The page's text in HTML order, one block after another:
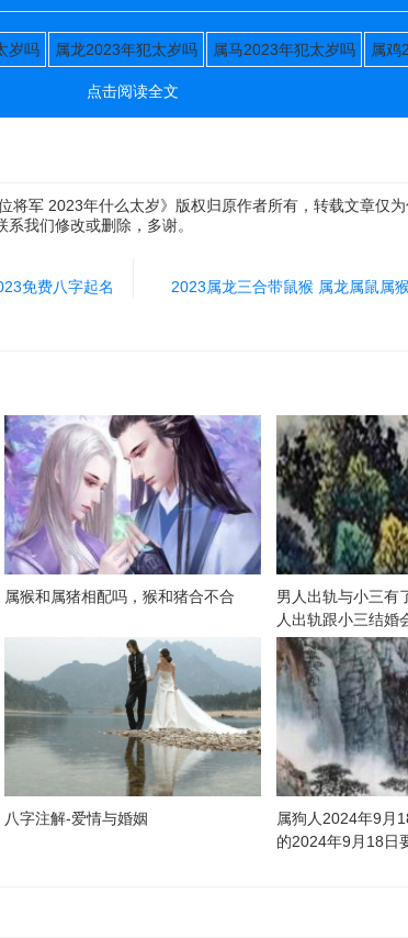
岁吗 属龙2023年犯太岁吗 属马2023年犯太岁吗 属鸡
点击阅读全文
将军 2023年什么太岁》版权归原作者所有，转载文章仅
我们修改或删除，多谢。
免费八字起名
2023属龙三合带鼠猴 属龙属鼠属
属猴和属猪相配吗，猴和猪合不合
男人出轨与小三有
人出轨跟小三结婚
八字注解-爱情与婚姻
属狗人2024年9月
的2024年9月18日